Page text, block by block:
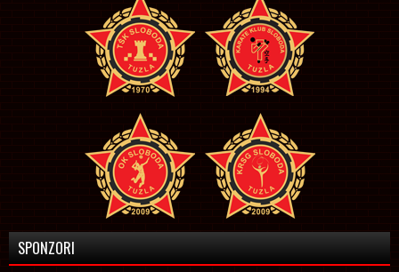
SPONZORI